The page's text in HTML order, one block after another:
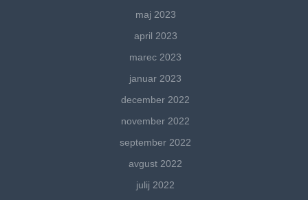
maj 2023
april 2023
marec 2023
januar 2023
december 2022
november 2022
september 2022
avgust 2022
julij 2022